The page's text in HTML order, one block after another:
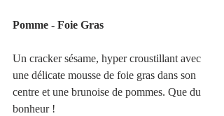
Pomme - Foie Gras
Un cracker sésame, hyper croustillant avec
une délicate mousse de foie gras dans son
centre et une brunoise de pommes. Que du
bonheur !